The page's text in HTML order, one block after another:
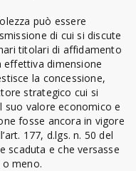
può essere
di cui si discute
titolari di affidamento
effettiva dimensione
la concessione,
strategico cui si
suo valore economico e
fosse ancora in vigore
177, d.lgs. n. 50 del
scaduta e che versasse
meno.